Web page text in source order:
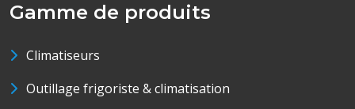
Gamme de produits
Climatiseurs
Outillage frigoriste & climatisation